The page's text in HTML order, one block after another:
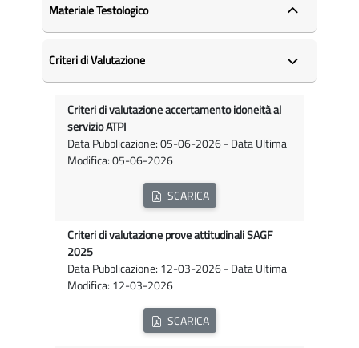
Materiale Testologico
Criteri di Valutazione
Criteri di valutazione accertamento idoneità al
servizio ATPI
Data Pubblicazione: 05-06-2026 - Data Ultima
Modifica: 05-06-2026
SCARICA
Criteri di valutazione prove attitudinali SAGF
2025
Data Pubblicazione: 12-03-2026 - Data Ultima
Modifica: 12-03-2026
SCARICA